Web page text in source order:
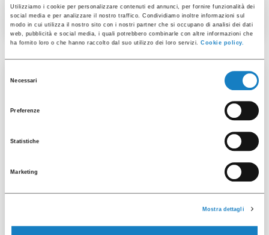
Utilizziamo i cookie per personalizzare contenuti ed annunci, per fornire funzionalità dei
social media e per analizzare il nostro traffico. Condividiamo inoltre informazioni sul
modo in cui utilizza il nostro sito con i nostri partner che si occupano di analisi dei dati
web, pubblicità e social media, i quali potrebbero combinarle con altre informazioni che
ha fornito loro o che hanno raccolto dal suo utilizzo dei loro servizi.Cookie policy.
Necessari
Preferenze
Statistiche
Marketing
Mostra dettagli